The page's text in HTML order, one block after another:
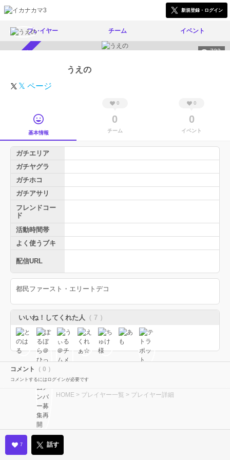
新規登録・ログイン
プレイヤー チーム イベント
723
うえの
𝕏 ページ
基本情報
0
0
チーム
0
0
イベント
ガチエリア
ガチヤグラ
ガチホコ
ガチアサリ
フレンドコー
ド
活動時間帯
よく使うブキ
配信URL
都民ファースト・エリートデコ
いいね！してくれた人 （ 7 ）
コメント （ 0 ）
コメントするにはログインが必要です
HOME > プレイヤー一覧 > プレイヤー詳細
7 話す